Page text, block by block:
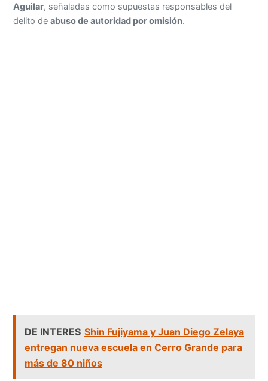
Aguilar, señaladas como supuestas responsables del
delito deabuso de autoridad por omisión.
DE INTERES Shin Fujiyama y Juan Diego Zelaya
entregan nueva escuela en Cerro Grande para
más de 80 niños